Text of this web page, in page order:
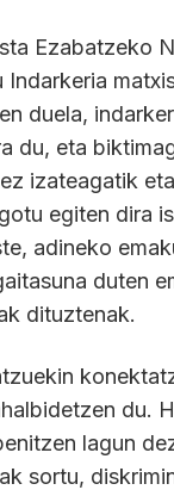
Ezabatzeko
Indarkeria
duela,
du, eta
izateagatik
egiten dira
adineko
duten
dituztenak.
du.
lagun
sortu,